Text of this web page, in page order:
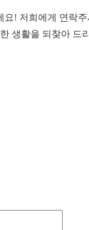
요! 저희에게 연락
생활을 되찾아 드